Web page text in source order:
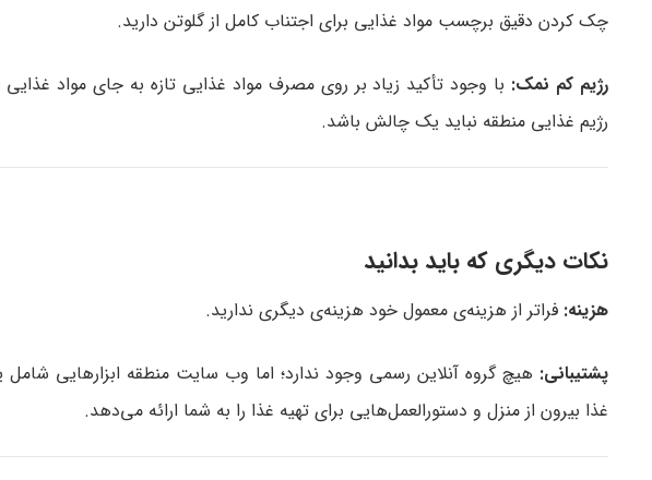
چک کردن دقیق برچسب مواد غذایی برای اجتناب کامل از گلوتن دارید.
رژیم کم‌ نمک: با وجود تأکید زیاد بر روی مصرف مواد غذایی تازه به جای مواد
رژیم غذایی منطقه نباید یک چالش باشد.
نکات دیگری که باید بدانید
هزینه: فراتر از هزینه‌ی معمول خود هزینه‌ی دیگری ندارید.
پشتیبانی: هیچ گروه آنلاین رسمی وجود ندارد؛ اما وب‌ سایت منطقه ابزارهایی
غذا بیرون از منزل و دستورالعمل‌هایی برای تهیه غذا را به شما ارائه می‌دهد.